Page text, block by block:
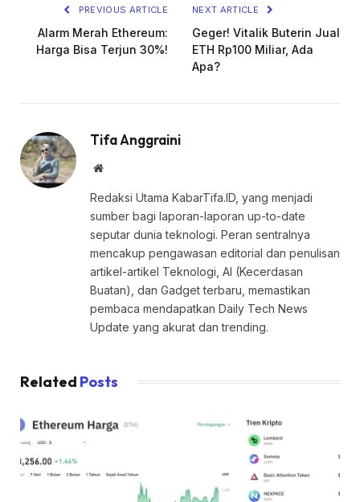
PREVIOUS ARTICLE
Alarm Merah Ethereum:
Harga Bisa Terjun 30%!
NEXT ARTICLE
Geger! Vitalik Buterin Jual
ETH Rp100 Miliar, Ada
Apa?
Tifa Anggraini
Website
Redaksi Utama KabarTifa.ID, yang menjadi
sumber bagi laporan-laporan up-to-date
seputar dunia teknologi. Peran sentralnya
mencakup pengawasan editorial dan penulisan
artikel-artikel Teknologi, AI (Kecerdasan
Buatan), dan Gadget terbaru, memastikan
pembaca mendapatkan Daily Tech News
Update yang akurat dan trending.
Related Posts